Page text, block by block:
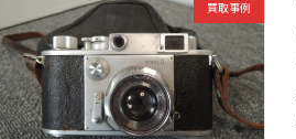
買取事例